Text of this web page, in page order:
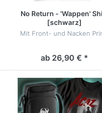
No Return - 'Wappen'
[schwarz]
Mit Front- und Nacken
ab 26,90 € *